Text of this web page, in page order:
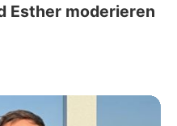
Esther moderieren